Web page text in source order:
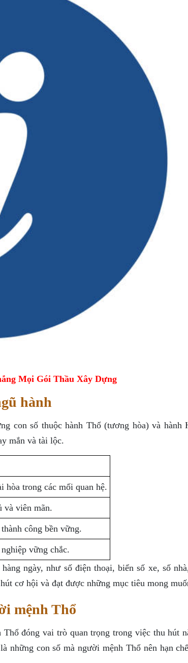
Mọi Gói Thầu Xây Dựng
hành
con số thuộc hành Thổ (tương hòa) và hành
mắn và tài lộc.
hòa trong các mối quan hệ.
và viên mãn.
công bền vững.
vững chắc.
ngày, như số điện thoại, biển số xe, số
cơ hội và đạt được những mục tiêu mong
mệnh Thổ
đóng vai trò quan trọng trong việc thu hút
những con số mà người mệnh Thổ nên hạn